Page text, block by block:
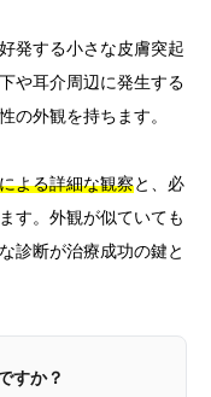
発する小さな皮膚突起
や耳介周辺に発生する
の外観を持ちます。
よる詳細な観察と、必
す。外観が似ていても
診断が治療成功の鍵と
すか？